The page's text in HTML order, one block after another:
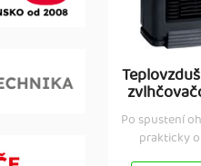
Po spustení
prakticky